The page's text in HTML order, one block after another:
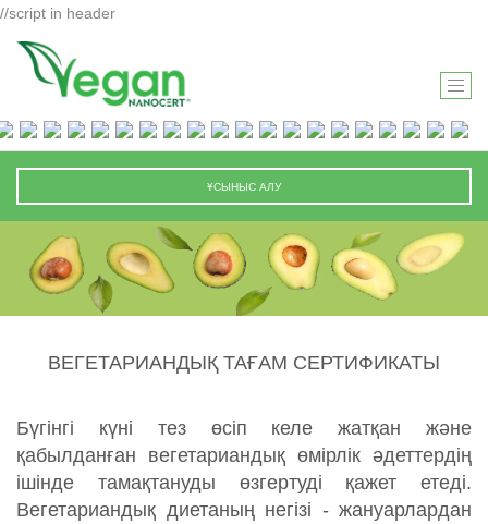
//script in header
T
O
G
G
L
E
N
T
I
O
N
ҰСЫНЫС АЛУ
ВЕГЕТАРИАНДЫҚ ТАҒАМ СЕРТИФИКАТЫ
Бүгінгі күні тез өсіп келе жатқан және
қабылданған вегетариандық өмірлік әдеттердің
ішінде тамақтануды өзгертуді қажет етеді.
Вегетариандық диетаның негізі - жануарлардан